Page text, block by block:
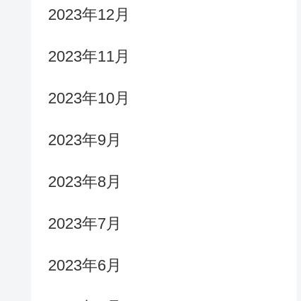
2023年12月
2023年11月
2023年10月
2023年9月
2023年8月
2023年7月
2023年6月